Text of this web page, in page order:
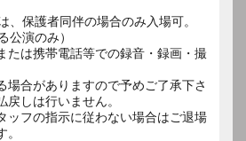
保護者同伴の場合のみ入場可。
公演のみ）
たは携帯電話等での録音・録画・撮
合がありますので予めご了承下さ
戻しは行いません。
ッフの指示に従わない場合はご退場